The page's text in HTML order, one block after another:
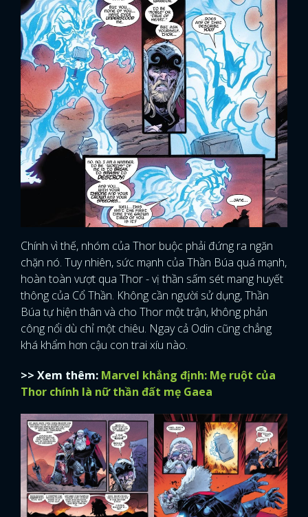
Chính vì thế, nhóm của Thor buộc phải đứng ra ngăn
chặn nó. Tuy nhiên, sức mạnh của Thần Búa quá mạnh,
hoàn toàn vượt qua Thor - vị thần sấm sét mang huyết
thông của Cổ Thần. Không cần người sử dụng, Thần
Búa tự hiện thân và cho Thor một trận, không phản
công nổi dù chỉ một chiêu. Ngay cả Odin cũng chẳng
khá khẩm hơn cậu con trai xíu nào.
>> Xem thêm: Marvel khẳng định: Mẹ ruột của
Thor chính là nữ thần đất mẹ Gaea